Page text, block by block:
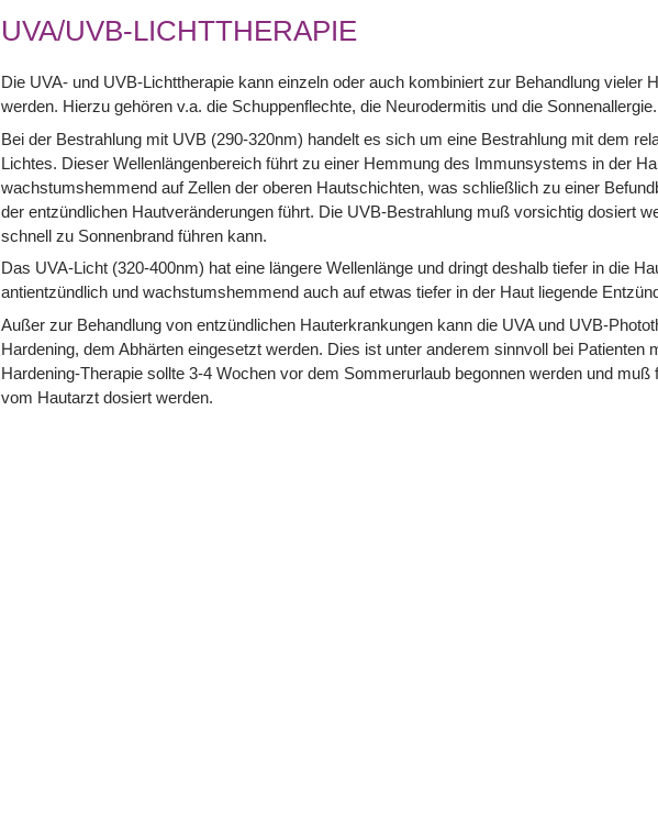
UVA/UVB-LICHTTHERAPIE
Die UVA- und UVB-Lichttherapie kann einzeln oder auch kombiniert zur Behandlung vieler
werden. Hierzu gehören v.a. die Schuppenflechte, die Neurodermitis und die Sonnenallergie.
Bei der Bestrahlung mit UVB (290-320nm) handelt es sich um eine Bestrahlung mit dem
Lichtes. Dieser Wellenlängenbereich führt zu einer Hemmung des Immunsystems in der
wachstumshemmend auf Zellen der oberen Hautschichten, was schließlich zu einer
der entzündlichen Hautveränderungen führt. Die UVB-Bestrahlung muß vorsichtig dosiert
schnell zu Sonnenbrand führen kann.
Das UVA-Licht (320-400nm) hat eine längere Wellenlänge und dringt deshalb tiefer in die
antientzündlich und wachstumshemmend auch auf etwas tiefer in der Haut liegende
Außer zur Behandlung von entzündlichen Hauterkrankungen kann die UVA und UVB-
Hardening, dem Abhärten eingesetzt werden. Dies ist unter anderem sinnvoll bei Patienten
Hardening-Therapie sollte 3-4 Wochen vor dem Sommerurlaub begonnen werden und muß
vom Hautarzt dosiert werden.